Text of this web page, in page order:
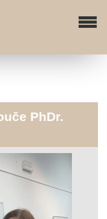
PhDr.